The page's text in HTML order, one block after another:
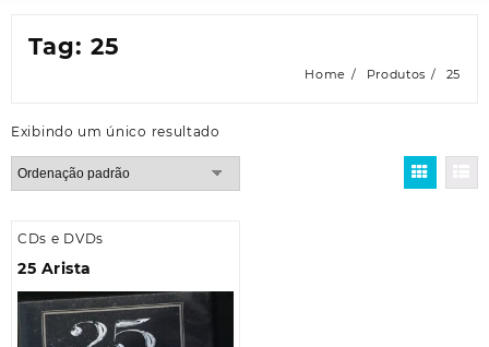
Tag: 25
Home Produtos 25
Exibindo um único resultado
CDs e DVDs
25 Arista